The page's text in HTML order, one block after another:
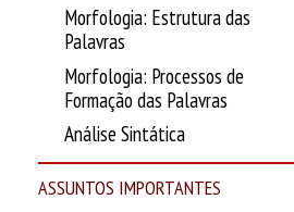
Morfologia: Estrutura das
Palavras
Morfologia: Processos de
Formação das Palavras
Análise Sintática
ASSUNTOS IMPORTANTES